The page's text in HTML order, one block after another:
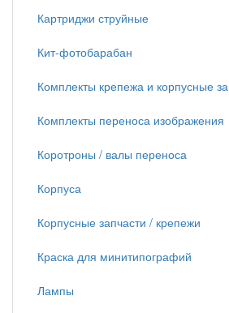
Картриджи струйные
Кит-фотобарабан
Комплекты крепежа и корпусные за
Комплекты переноса изображения
Коротроны / валы переноса
Корпуса
Корпусные запчасти / крепежи
Краска для минитипографий
Лампы